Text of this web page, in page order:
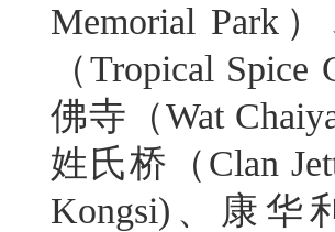
Memorial Park
（Tropical
佛寺（Wat
姓氏桥（Clan
Kongsi)、康华